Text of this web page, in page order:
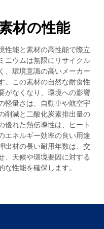
材の性能
性能と素材の高性能で際立
ニウムは無限にリサイクル
、環境意識の高いメーカー
。この素材の自然な耐食性
がなくなり、環境への影響
軽量さは、自動車や航空宇
削減と二酸化炭素排出量の
優れた熱伝導性は、ヒート
エネルギー効率の良い用途
出材の長い耐用年数は、交
、天候や環境要因に対する
性能を確保します。